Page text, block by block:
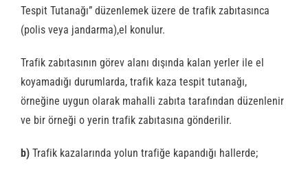
Tespit Tutanağı” düzenlemek üzere de trafik zabıtasınca
(polis veya jandarma),el konulur.
Trafik zabıtasının görev alanı dışında kalan yerler ile el
koyamadığı durumlarda, trafik kaza tespit tutanağı,
örneğine uygun olarak mahalli zabıta tarafından düzenlenir
ve bir örneği o yerin trafik zabıtasına gönderilir.
b) Trafik kazalarında yolun trafiğe kapandığı hallerde;